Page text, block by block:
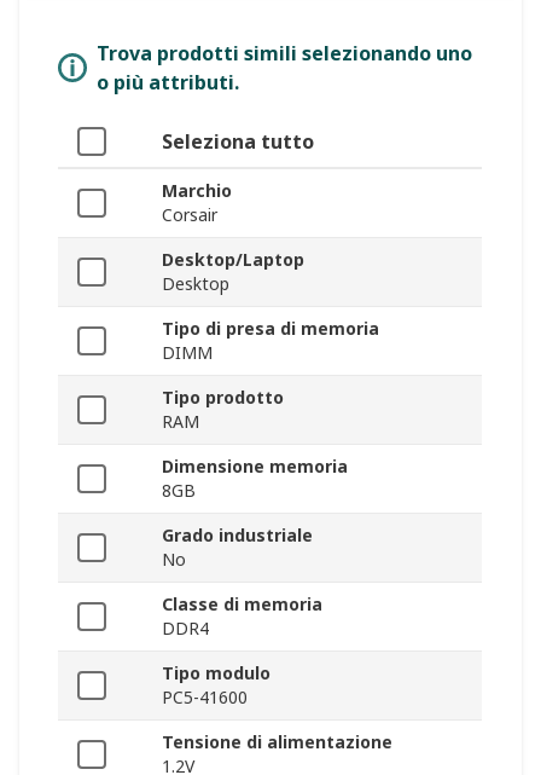
Trova prodotti simili selezionando uno
o più attributi.
Seleziona tutto
Marchio
Corsair
Desktop/Laptop
Desktop
Tipo di presa di memoria
DIMM
Tipo prodotto
RAM
Dimensione memoria
8GB
Grado industriale
No
Classe di memoria
DDR4
Tipo modulo
PC5-41600
Tensione di alimentazione
1.2V